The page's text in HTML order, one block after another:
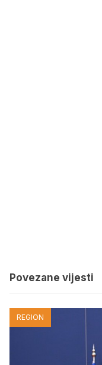
Povezane vijesti
REGION